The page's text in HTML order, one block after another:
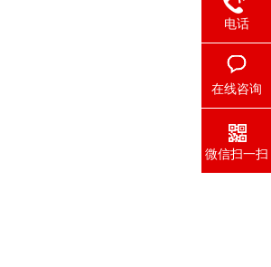
电话
在线咨询
微信扫一扫